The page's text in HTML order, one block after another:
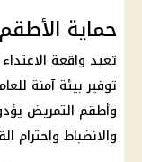
حماية
تعيد واقعة
توفير بيئة آمنة
وأطقم التمريض
والانضباط واحترام